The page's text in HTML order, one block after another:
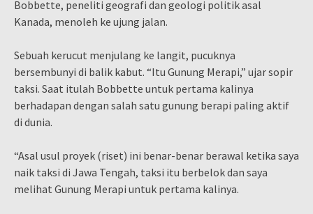
Bobbette, peneliti geografi dan geologi politik asal
Kanada, menoleh ke ujung jalan.
Sebuah kerucut menjulang ke langit, pucuknya
bersembunyi di balik kabut. “Itu Gunung Merapi,” ujar sopir
taksi. Saat itulah Bobbette untuk pertama kalinya
berhadapan dengan salah satu gunung berapi paling aktif
di dunia.
“Asal usul proyek (riset) ini benar-benar berawal ketika saya
naik taksi di Jawa Tengah, taksi itu berbelok dan saya
melihat Gunung Merapi untuk pertama kalinya.